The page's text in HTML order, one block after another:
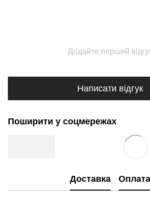
Додайте перший
Написати відгук
Поширити у соцмережах
Доставка Оплата